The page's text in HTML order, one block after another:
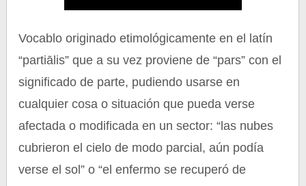
Vocablo originado etimológicamente en el latín
“partiālis” que a su vez proviene de “pars” con el
significado de parte, pudiendo usarse en
cualquier cosa o situación que pueda verse
afectada o modificada en un sector: “las nubes
cubrieron el cielo de modo parcial, aún podía
verse el sol” o “el enfermo se recuperó de